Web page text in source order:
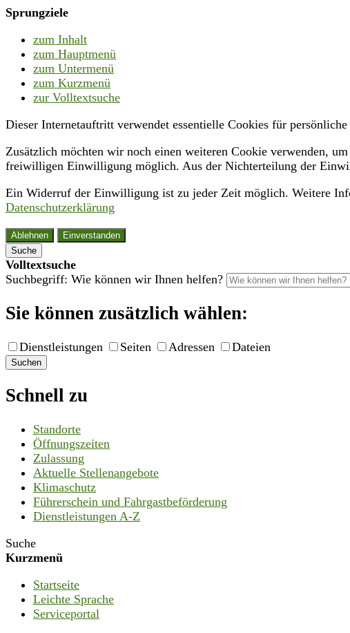
Sprungziele
zum Inhalt
zum Hauptmenü
zum Untermenü
zum Kurzmenü
zur Volltextsuche
Dieser Internetauftritt verwendet essentielle Cookies für
Zusätzlich möchten wir noch einen weiteren Cookie verwenden,
freiwilligen Einwilligung möglich. Aus der Nichterteilung der
Ein Widerruf der Einwilligung ist zu jeder Zeit möglich. Weitere
Datenschutzerklärung
Ablehnen
Einverstanden
Suche
Volltextsuche
Suchbegriff: Wie können wir Ihnen helfen?
Sie können zusätzlich wählen:
Dienstleistungen Seiten Adressen Dateien
Suchen
Schnell zu
Standorte
Öffnungszeiten
Zulassung
Aktuelle Stellenangebote
Klimaschutz
Führerschein und Fahrgastbeförderung
Dienstleistungen A-Z
Suche
Kurzmenü
Startseite
Leichte Sprache
Serviceportal